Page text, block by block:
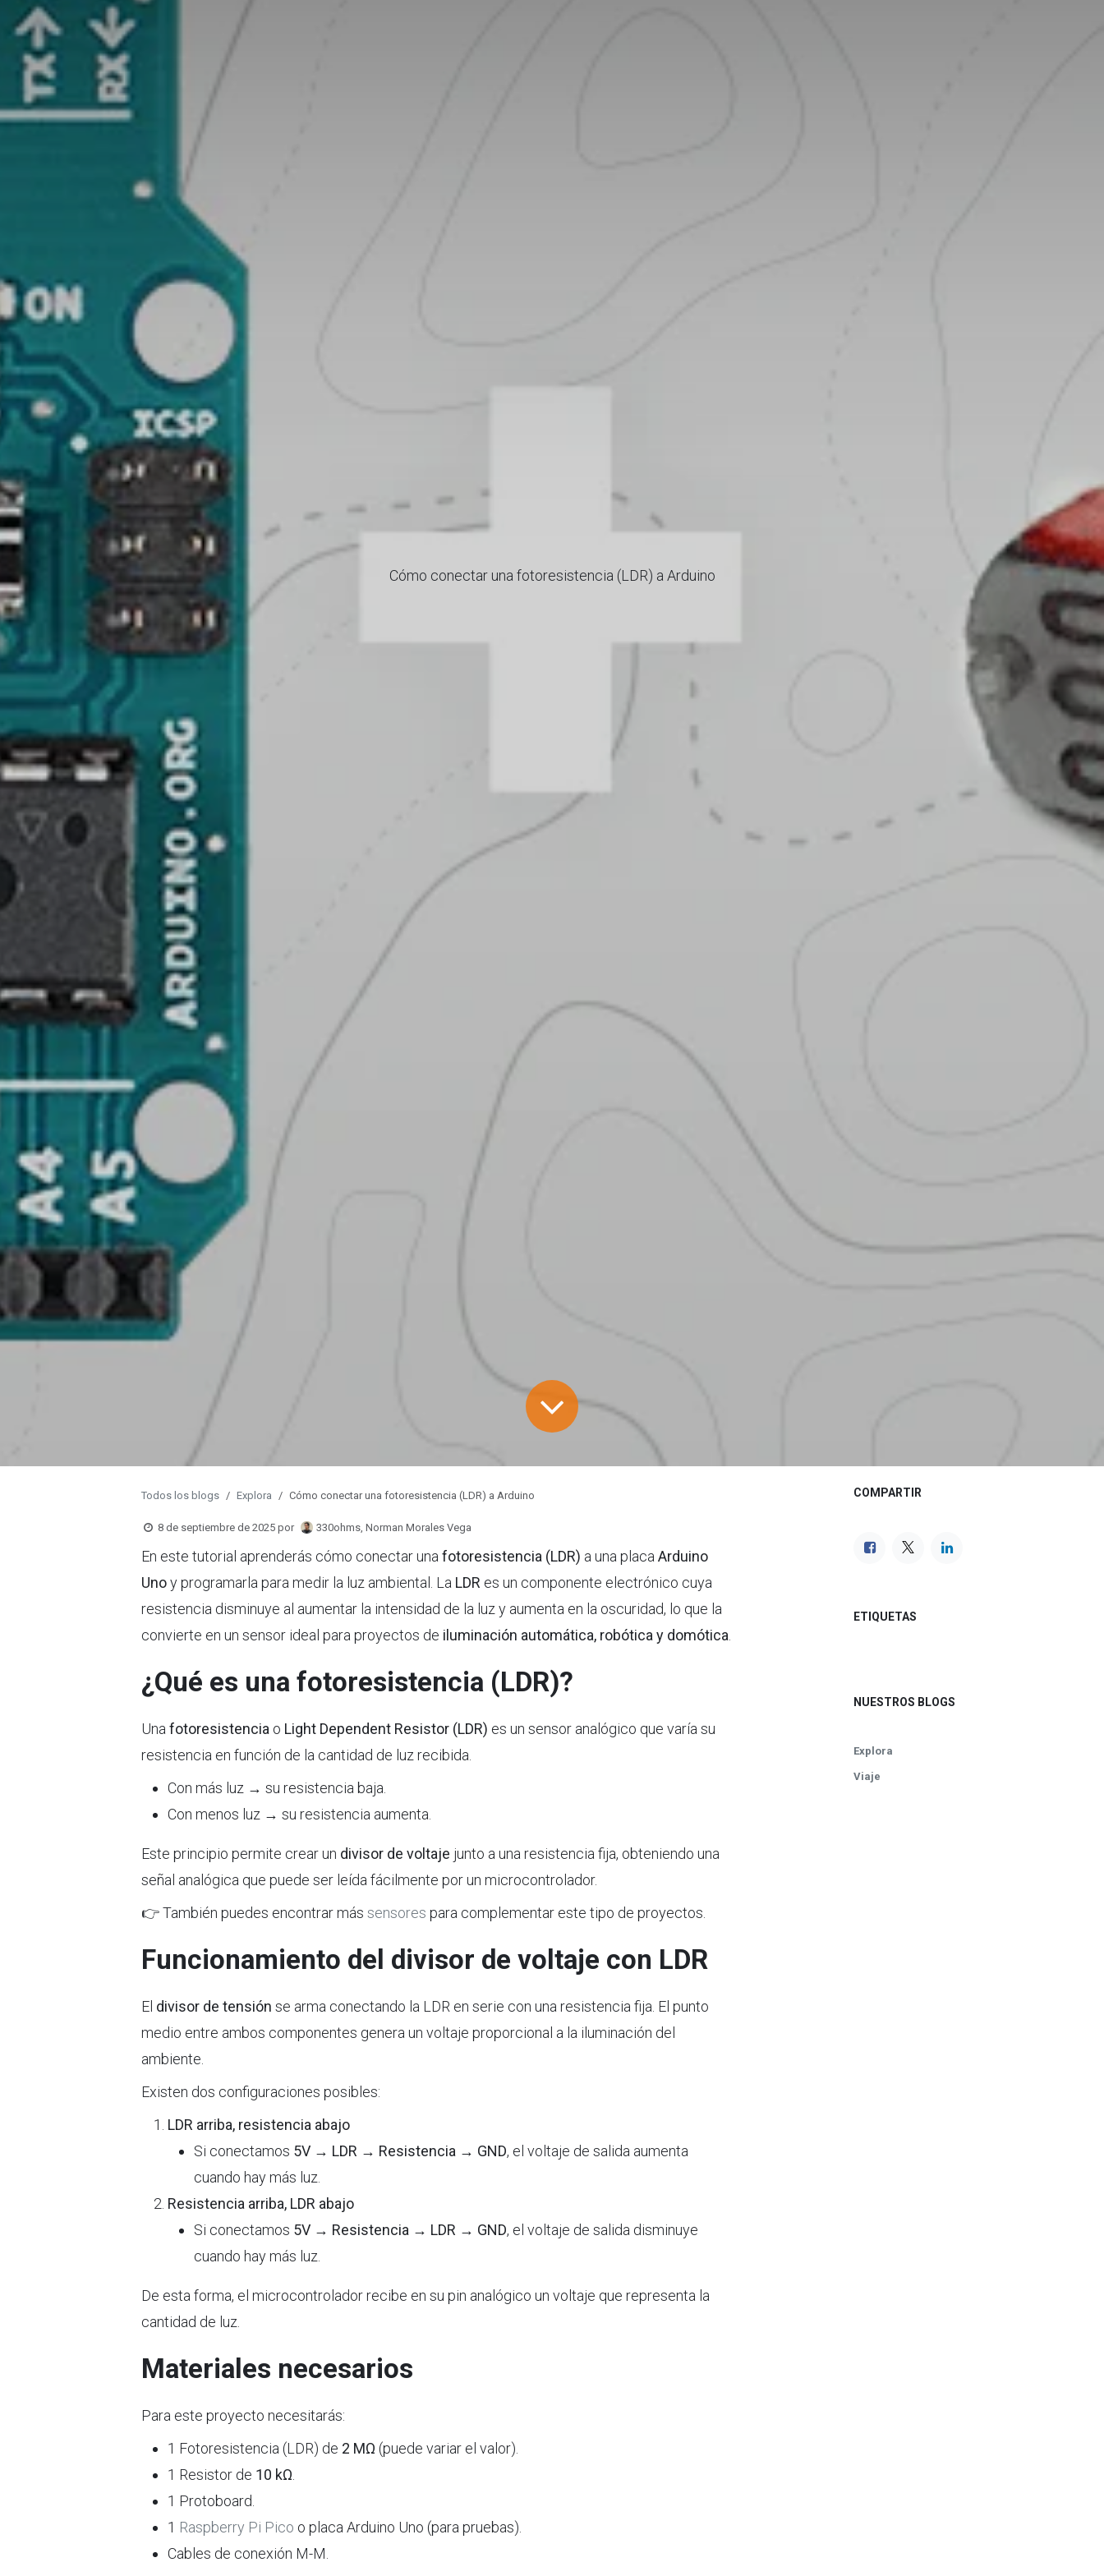
Cómo conectar una fotoresistencia (LDR) a Arduino
Todos los blogs Explora Cómo conectar una fotoresistencia (LDR) a Arduino
8 de septiembre de 2025 por 330ohms, Norman Morales Vega
En este tutorial aprenderás cómo conectar una fotoresistencia (LDR) a una placa Arduino
Unoy programarla para medir la luz ambiental. La LDR es un componente electrónico cuya
resistencia disminuye al aumentar la intensidad de la luz y aumenta en la oscuridad, lo que la
convierte en un sensor ideal para proyectos de iluminación automática, robótica y domótica
¿Qué es una fotoresistencia (LDR)?
Una fotoresistencia o Light Dependent Resistor (LDR) es un sensor analógico que varía su
resistencia en función de la cantidad de luz recibida.
Con más luz → su resistencia baja.
Con menos luz → su resistencia aumenta.
Este principio permite crear un divisor de voltaje junto a una resistencia fija, obteniendo una
señal analógica que puede ser leída fácilmente por un microcontrolador.
👉 También puedes encontrar más sensores para complementar este tipo de proyectos.
Funcionamiento del divisor de voltaje con LDR
El divisor de tensión se arma conectando la LDR en serie con una resistencia fija. El punto
medio entre ambos componentes genera un voltaje proporcional a la iluminación del
ambiente.
Existen dos configuraciones posibles:
LDR arriba, resistencia abajo
Si conectamos 5V → LDR → Resistencia → GND, el voltaje de salida aumenta
cuando hay más luz.
Resistencia arriba, LDR abajo
Si conectamos 5V → Resistencia → LDR → GND, el voltaje de salida disminuye
cuando hay más luz.
De esta forma, el microcontrolador recibe en su pin analógico un voltaje que representa la
cantidad de luz.
Materiales necesarios
Para este proyecto necesitarás:
1 Fotoresistencia (LDR) de 2 MΩ (puede variar el valor).
1 Resistor de 10 kΩ
1 Protoboard
1 Raspberry Pi Pico o placa Arduino Uno (para pruebas).
Cables de conexión M-M.
COMPARTIR
ETIQUETAS
NUESTROS BLOGS
Explora
Viaje